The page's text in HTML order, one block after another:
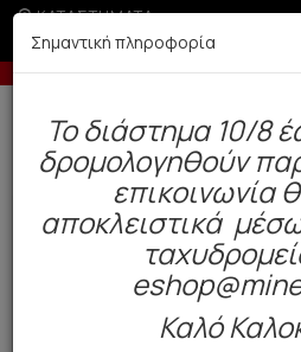
ΚΑΤΑΣΤΗΜΑΤΑ
-5% σε παραγγελίες άνω των 200€
Δωρεάν αποστολή άνω των 49€.
Παιδί Βρέφος Αγόρι Πυτζάμες
Σημαντική πληροφορία
To διάστημα 10/8
δρομολογηθούν
επικοινωνία
αποκλειστικά
Καλό